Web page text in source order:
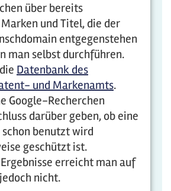
über bereits
und Titel, die der
entgegenstehen
man selbst durchführen.
Datenbank des
und Markenamts.
Google-Recherchen
darüber geben, ob eine
benutzt wird
geschützt ist.
erreicht man auf
nicht.